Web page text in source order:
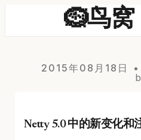
🪹鸟窝
2015年08月18日
Netty 5.0 中的新变化和